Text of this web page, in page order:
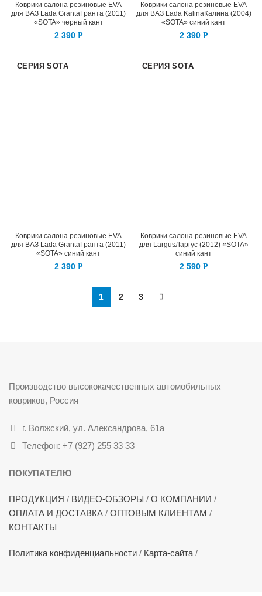
Коврики салона резиновые EVA
для ВАЗ Lada GrantaГранта (2011)
«SOTA» черный кант
2 390 Р
Коврики салона резиновые EVA
для ВАЗ Lada KalinaКалина (2004)
«SOTA» синий кант
2 390 Р
СЕРИЯ SOTA
Коврики салона резиновые EVA
для ВАЗ Lada GrantaГранта (2011)
«SOTA» синий кант
2 390 Р
СЕРИЯ SOTA
Коврики салона резиновые EVA
для LargusЛаргус (2012) «SOTA»
синий кант
2 590 Р
1 2 3
Производство высококачественных автомобильных
ковриков, Россия
г. Волжский, ул. Александрова, 61а
Телефон: +7 (927) 255 33 33
ПОКУПАТЕЛЮ
ПРОДУКЦИЯ / ВИДЕО-ОБЗОРЫ / О КОМПАНИИ /
ОПЛАТА И ДОСТАВКА / ОПТОВЫМ КЛИЕНТАМ /
КОНТАКТЫ
Политика конфиденциальности / Карта-сайта /